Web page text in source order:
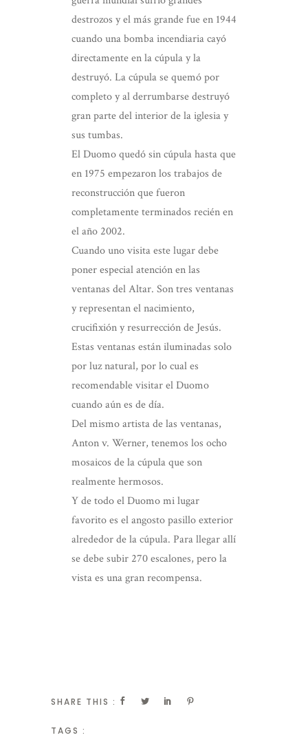
destrozos y el más grande fue en 1944
cuando una bomba incendiaria cayó
directamente en la cúpula y la
destruyó. La cúpula se quemó por
completo y al derrumbarse destruyó
gran parte del interior de la iglesia y
sus tumbas.
El Duomo quedó sin cúpula hasta que
en 1975 empezaron los trabajos de
reconstrucción que fueron
completamente terminados recién en
el año 2002.
Cuando uno visita este lugar debe
poner especial atención en las
ventanas del Altar. Son tres ventanas
y representan el nacimiento,
crucifixión y resurrección de Jesús.
Estas ventanas están iluminadas solo
por luz natural, por lo cual es
recomendable visitar el Duomo
cuando aún es de día.
Del mismo artista de las ventanas,
Anton v. Werner, tenemos los ocho
mosaicos de la cúpula que son
realmente hermosos.
Y de todo el Duomo mi lugar
favorito es el angosto pasillo exterior
alrededor de la cúpula. Para llegar allí
se debe subir 270 escalones, pero la
vista es una gran recompensa.
SHARE THIS :
TAGS :